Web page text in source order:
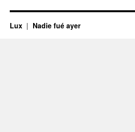
Lux Nadie fué ayer